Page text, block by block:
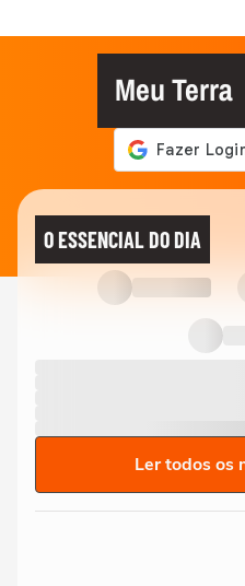
Meu Terra
O ESSENCIAL DO DIA
Ler todos os